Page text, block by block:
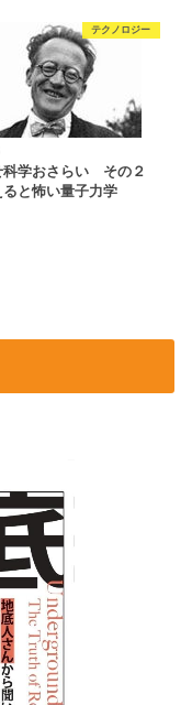
テクノロジー
科学おさらい その２
ると怖い量子力学